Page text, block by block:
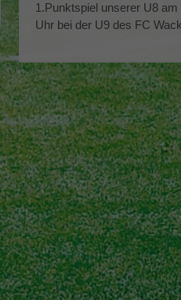
1.Punktspiel unserer U8
Uhr bei der U9 des FC